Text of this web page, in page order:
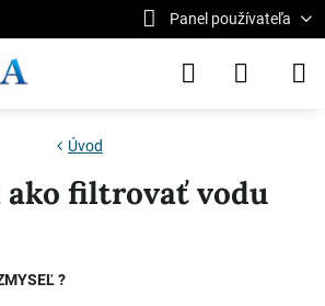
Panel používateľa
Úvod
ako filtrovať vodu
?